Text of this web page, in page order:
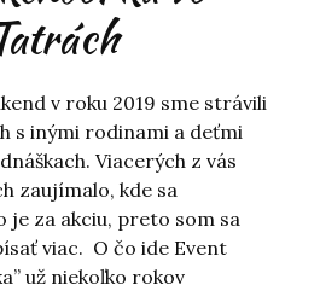
v roku 2019 sme strávili
s inými rodinami a deťmi
Viacerých z vás
zaujímalo, kde sa
je za akciu, preto som sa
viac. O čo ide Event
už niekoľko rokov